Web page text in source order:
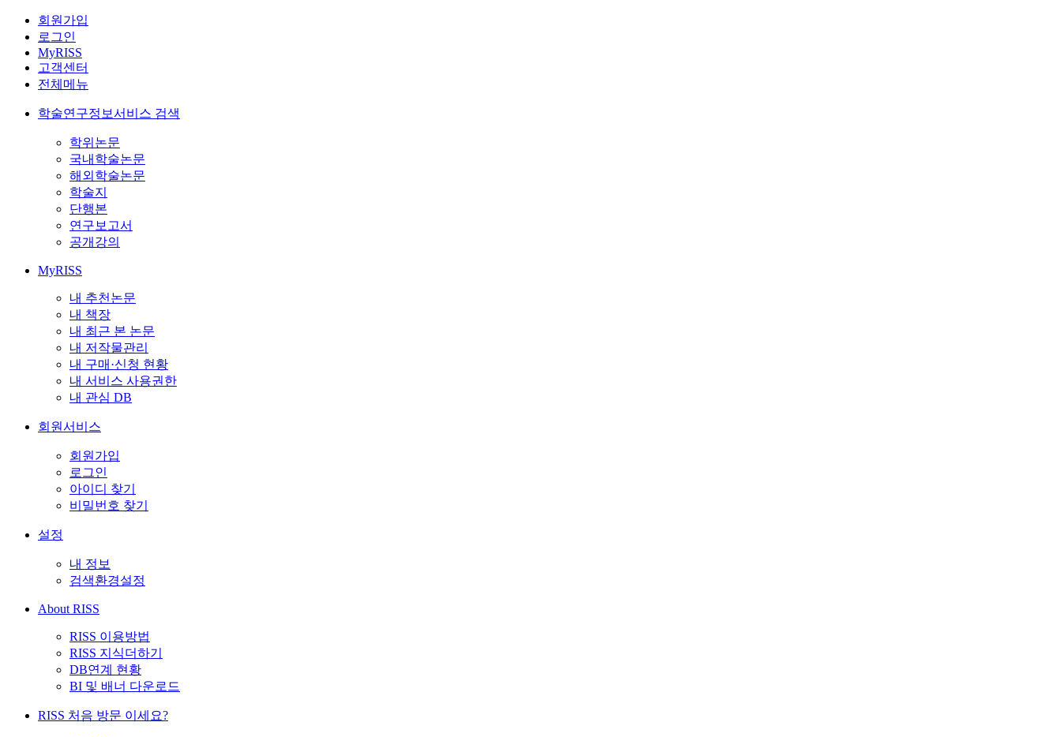
회원가입
로그인
MyRISS
고객센터
전체메뉴
학술연구정보서비스 검색
학위논문
국내학술논문
해외학술논문
학술지
단행본
연구보고서
공개강의
MyRISS
내 추천논문
내 책장
내 최근 본 논문
내 저작물관리
내 구매·신청 현황
내 서비스 사용권한
내 관심 DB
회원서비스
회원가입
로그인
아이디 찾기
비밀번호 찾기
설정
내 정보
검색환경설정
About RISS
RISS 이용방법
RISS 지식더하기
DB연계 현황
BI 및 배너 다운로드
RISS 처음 방문 이세요?